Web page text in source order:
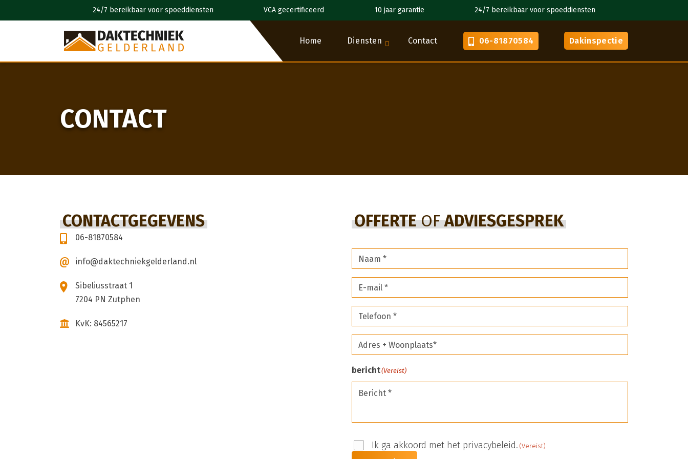
24/7 bereikbaar voor spoeddiensten VCA gecertificeerd 10 jaar garantie 24/7 bereikbaar voor spoeddiensten
Home Diensten Contact 06-81870584 Dakinspectie
CONTACT
CONTACTGEGEVENS
06-81870584
info@daktechniekgelderland.nl
Sibeliusstraat 1
7204 PN Zutphen
KvK: 84565217
OFFERTEOFADVIESGESPREK
naam (Vereist)
email (Vereist)
Telefoon
*
(Vereist)
Adres
+
Woonplaats*
(Vereist)
bericht(Vereist)
Instemming (Vereist)
Ik ga akkoord met het privacybeleid. (Vereist)